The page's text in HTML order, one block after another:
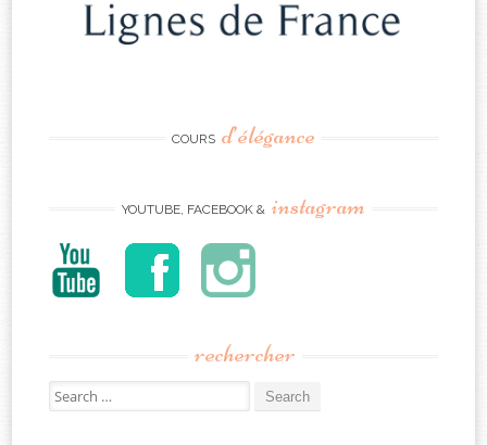
COURS d’élégance
YOUTUBE, FACEBOOK & instagram
rechercher
Search
for: